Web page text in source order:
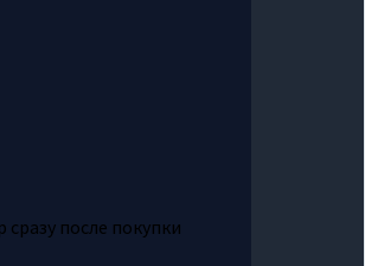
после покупки